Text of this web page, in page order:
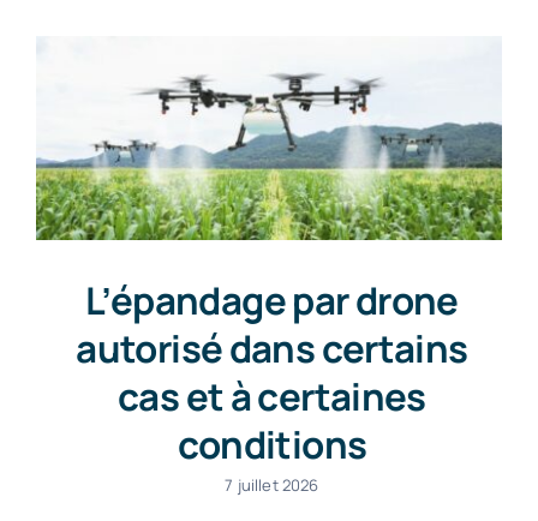
L’épandage par drone
autorisé dans certains
cas et à certaines
conditions
7 juillet 2026